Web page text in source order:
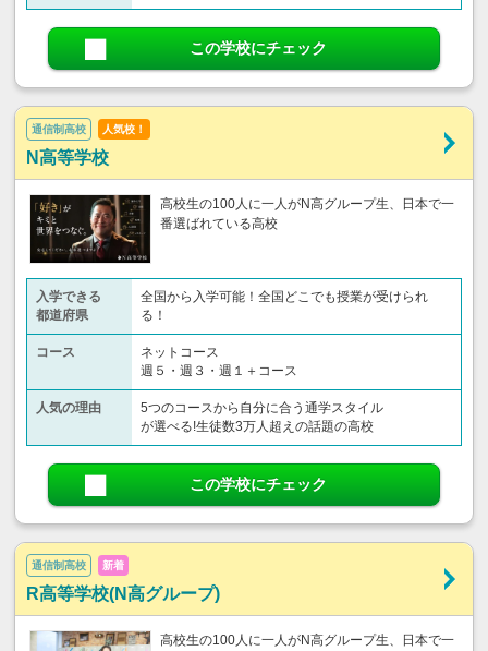
この学校にチェック
通信制高校 人気校！
N高等学校
高校生の100人に一人がN高グループ生、日本で一
番選ばれている高校
入学できる
都道府県
全国から入学可能！全国どこでも授業が受けられ
る！
コース
ネットコース
週５・週３・週１＋コース
人気の理由
5つのコースから自分に合う通学スタイル
が選べる!生徒数3万人超えの話題の高校
この学校にチェック
通信制高校 新着
R高等学校(N高グループ)
高校生の100人に一人がN高グループ生、日本で一